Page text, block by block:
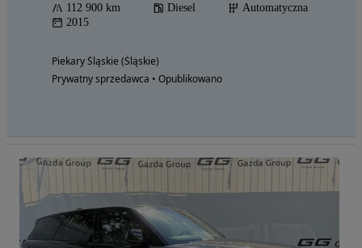
112 900 km Diesel
Automatyczna
2015
Piekary Śląskie (Śląskie)
Prywatny sprzedawca • Opublikowano